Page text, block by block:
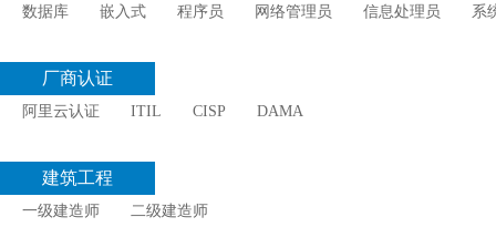
数据库
嵌入式 程序员 网络管理员 信息处理员 系
厂商认证
阿里云认证 ITIL CISP DAMA
建筑工程
一级建造师 二级建造师